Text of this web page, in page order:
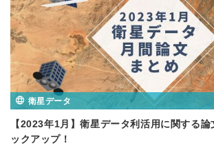
衛星データ
【2023年1月】衛星データ利活用に関する
ックアップ！